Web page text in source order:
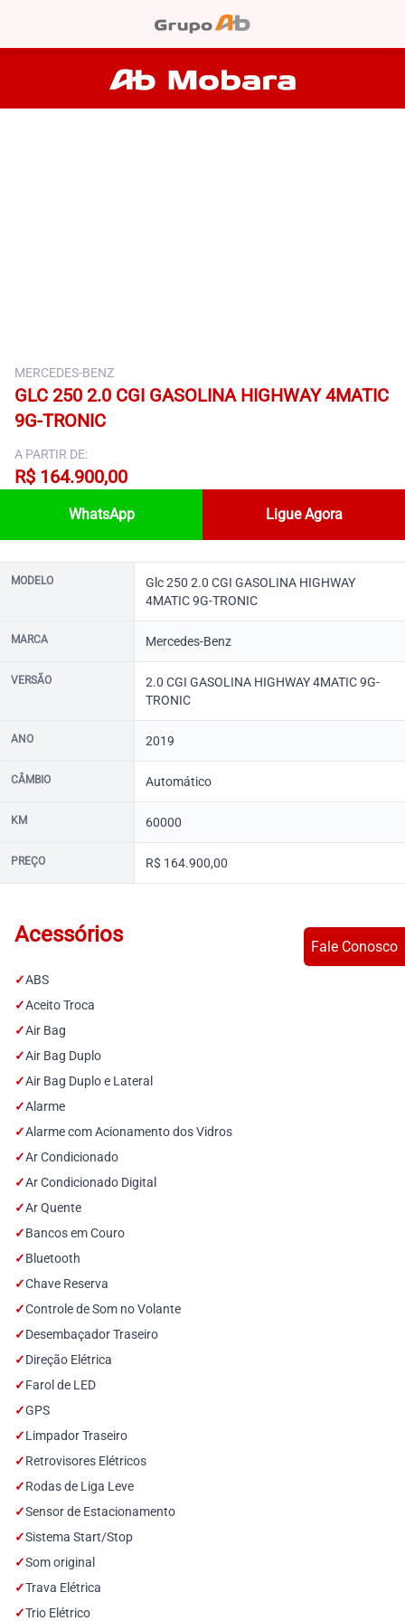
MERCEDES-BENZ
GLC 250 2.0 CGI GASOLINA HIGHWAY 4MATIC
9G-TRONIC
A PARTIR DE:
R$ 164.900,00
WhatsApp Ligue Agora
MODELO
Glc 250 2.0 CGI GASOLINA HIGHWAY
4MATIC 9G-TRONIC
MARCA Mercedes-Benz
VERSÃO
2.0 CGI GASOLINA HIGHWAY 4MATIC 9G-
TRONIC
ANO 2019
CÂMBIO Automático
KM 60000
PREÇO R$ 164.900,00
Acessórios
✓ABS
✓Aceito Troca
✓Air Bag
✓Air Bag Duplo
✓Air Bag Duplo e Lateral
✓Alarme
✓Alarme com Acionamento dos Vidros
✓Ar Condicionado
✓Ar Condicionado Digital
✓Ar Quente
✓Bancos em Couro
✓Bluetooth
✓Chave Reserva
✓Controle de Som no Volante
✓Desembaçador Traseiro
✓Direção Elétrica
✓Farol de LED
✓GPS
✓Limpador Traseiro
✓Retrovisores Elétricos
✓Rodas de Liga Leve
✓Sensor de Estacionamento
✓Sistema Start/Stop
✓Som original
✓Trava Elétrica
✓Trio Elétrico
Fale Conosco